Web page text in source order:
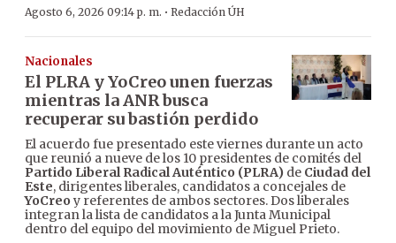
Agosto 6, 2026 09:14 p. m. · Redacción ÚH
Nacionales
El PLRA y YoCreo unen fuerzas
mientras la ANR busca
recuperar su bastión perdido
El acuerdo fue presentado este viernes durante un acto
que reunió a nueve de los 10 presidentes de comités del
Partido Liberal Radical Auténtico (PLRA) de Ciudad del
Este, dirigentes liberales, candidatos a concejales de
YoCreo y referentes de ambos sectores. Dos liberales
integran la lista de candidatos a la Junta Municipal
dentro del equipo del movimiento de Miguel Prieto.